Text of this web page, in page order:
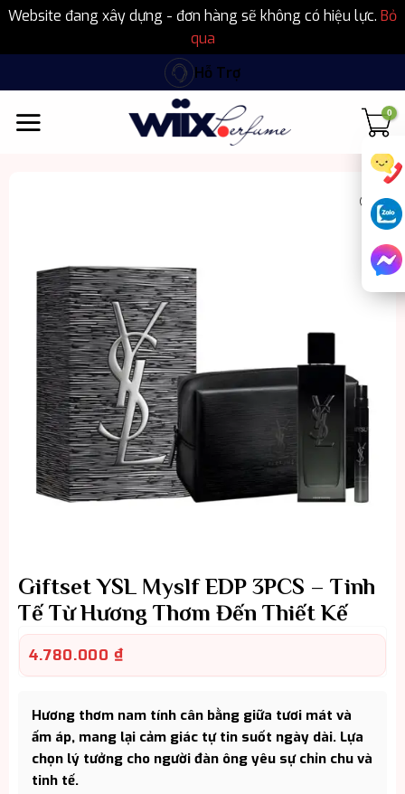
Website đang xây dựng - đơn hàng sẽ không có hiệu lực. Bỏ
qua
qua
nội
dung
Hỗ Trợ
Giftset YSL Myslf EDP 3PCS – Tinh
Tế Từ Hương Thơm Đến Thiết Kế
4.780.000 ₫
Hương thơm nam tính cân bằng giữa tươi mát và
ấm áp, mang lại cảm giác tự tin suốt ngày dài. Lựa
chọn lý tưởng cho người đàn ông yêu sự chỉn chu và
tinh tế.